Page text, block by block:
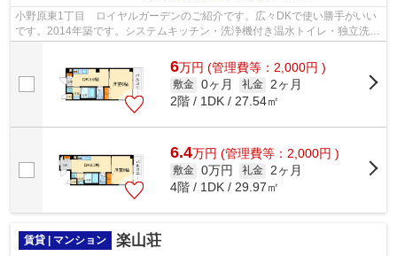
小野原東1丁目 ロイヤルガーデンのご紹介です。広々DKで使い勝手がいい
です。2014年築です。システムキッチン・洗浄機付き温水トイレ・独立洗面
所と設備充実。オートロック・TV付きモ...
6万円 (管理費等：2,000円 )
敷金 0ヶ月 礼金
2ヶ月
2階 / 1DK / 27.54㎡
6.4万円 (管理費等：2,000円 )
敷金 0万円 礼金
2ヶ月
4階 / 1DK / 29.97㎡
賃貸 | マンション 楽山荘